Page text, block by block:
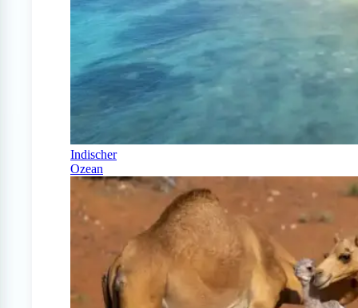
Indischer
Ozean